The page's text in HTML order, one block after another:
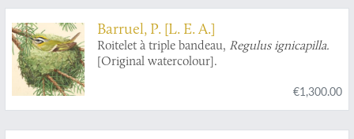
Barruel, P. [L. E. A.]
Roitelet à triple bandeau, Regulus ignicapilla.
[Original watercolour].
€1,300.00